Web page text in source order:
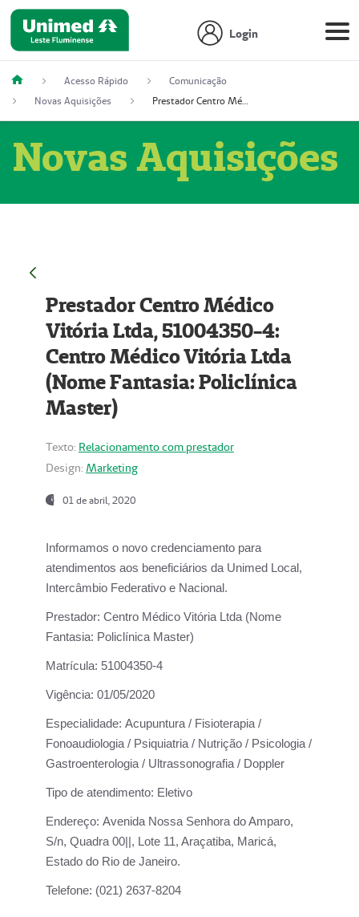
Login
Acesso Rápido
Comunicação
Novas Aquisições
Prestador Centro Médico Vitória Ltda, 51004350-4: Centro Médico Vitória Ltda (Nome Fantasia: Policlínica Master)
Novas Aquisições
Prestador Centro Médico
Vitória Ltda, 51004350-4:
Centro Médico Vitória Ltda
(Nome Fantasia: Policlínica
Master)
Texto: Relacionamento com prestador
Design: Marketing
01 de abril, 2020
Informamos o novo credenciamento para
atendimentos aos beneficiários da Unimed Local,
Intercâmbio Federativo e Nacional.
Prestador: Centro Médico Vitória Ltda (Nome
Fantasia: Policlínica Master)
Matrícula: 51004350-4
Vigência: 01/05/2020
Especialidade: Acupuntura / Fisioterapia /
Fonoaudiologia / Psiquiatria / Nutrição / Psicologia /
Gastroenterologia / Ultrassonografia / Doppler
Tipo de atendimento: Eletivo
Endereço: Avenida Nossa Senhora do Amparo,
S/n, Quadra 00||, Lote 11, Araçatiba, Maricá,
Estado do Rio de Janeiro.
Telefone: (021) 2637-8204